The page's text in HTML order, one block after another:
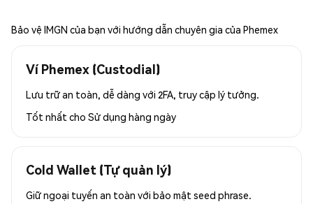
Bảo vệ IMGN của bạn với hướng dẫn chuyên gia của Phemex
Ví Phemex (Custodial)
Lưu trữ an toàn, dễ dàng với 2FA, truy cập lý tưởng.
Tốt nhất cho Sử dụng hàng ngày
Cold Wallet (Tự quản lý)
Giữ ngoại tuyến an toàn với bảo mật seed phrase.